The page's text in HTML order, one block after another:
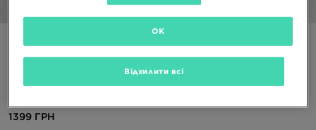
ONLY AT JD
ADIDAS ШТАНИ CAMO CB MIX CRGO JOG
1399 ГРН
Відхилити всі
OK